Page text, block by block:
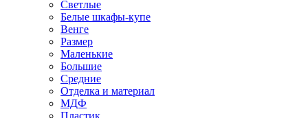
Светлые
Белые шкафы-купе
Венге
Размер
Маленькие
Большие
Средние
Отделка и материал
МДФ
Пластик